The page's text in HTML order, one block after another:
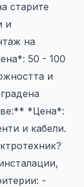
старите
и
на
50 - 100
и
*Цена*:
и кабели.
-